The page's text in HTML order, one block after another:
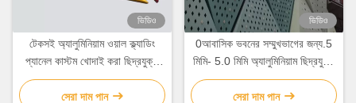
ভিডিও
টেকসই অ্যালুমিনিয়াম ওয়াল ক্ল্যাডিং
প্যানেল কাস্টম খোদাই করা ছিদ্রযুক্ত
শীট ধাতু প্যানেল
সেরা দাম পান
ভিডিও
0আবাসিক ভবনের সম্মুখভাগের জন্য.5
মিমি- 5.0 মিমি অ্যালুমিনিয়াম ছিদ্রযুক্ত
প্যানেল
সেরা দাম পান